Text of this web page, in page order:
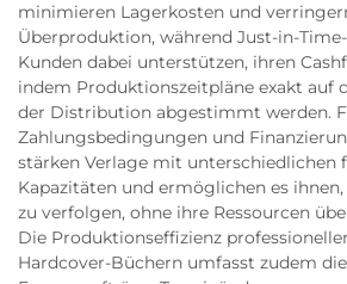
minimieren Lagerkosten und
Überproduktion, während Just-in-
Kunden dabei unterstützen, ihren
indem Produktionszeitpläne exakt auf
der Distribution abgestimmt werden.
Zahlungsbedingungen und
stärken Verlage mit unterschiedlichen
Kapazitäten und ermöglichen es
zu verfolgen, ohne ihre Ressourcen
Die Produktionseffizienz
Hardcover-Büchern umfasst zudem